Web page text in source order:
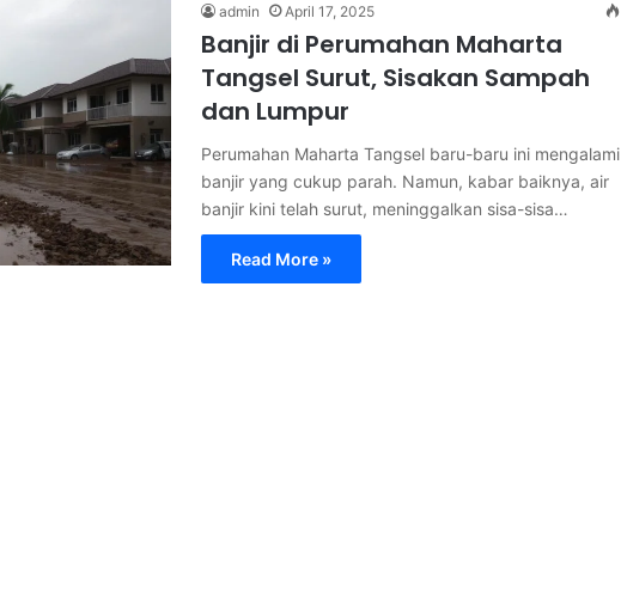
admin April 17, 2025
Banjir di Perumahan Maharta
Tangsel Surut, Sisakan Sampah
dan Lumpur
Perumahan Maharta Tangsel baru-baru ini mengalami
banjir yang cukup parah. Namun, kabar baiknya, air
banjir kini telah surut, meninggalkan sisa-sisa…
Read More »